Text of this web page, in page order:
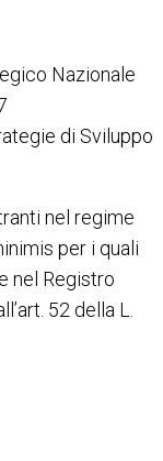
Nazionale
di Sviluppo
nel regime
per i quali
nel Registro
52 della L.